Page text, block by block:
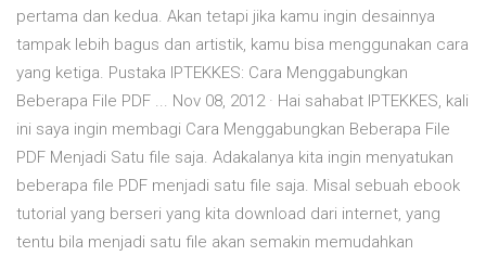
pertama dan kedua. Akan tetapi jika kamu ingin desainnya
tampak lebih bagus dan artistik, kamu bisa menggunakan cara
yang ketiga. Pustaka IPTEKKES: Cara Menggabungkan
Beberapa File PDF ... Nov 08, 2012 · Hai sahabat IPTEKKES, kali
ini saya ingin membagi Cara Menggabungkan Beberapa File
PDF Menjadi Satu file saja. Adakalanya kita ingin menyatukan
beberapa file PDF menjadi satu file saja. Misal sebuah ebook
tutorial yang berseri yang kita download dari internet, yang
tentu bila menjadi satu file akan semakin memudahkan